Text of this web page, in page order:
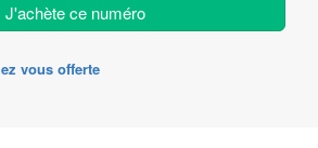
J'achète ce numéro
vous offerte